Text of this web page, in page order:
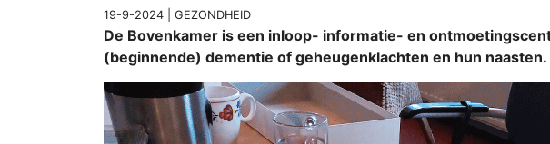
19-9-2024 | GEZONDHEID
De Bovenkamer is een inloop- informatie- en
(beginnende) dementie of geheugenklachten en hun naasten.